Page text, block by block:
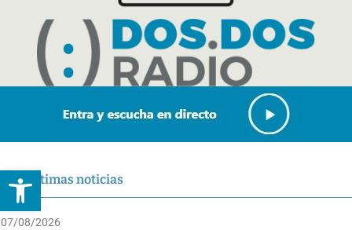
Abrir barra de herramientas
Últimas noticias
07/08/2026